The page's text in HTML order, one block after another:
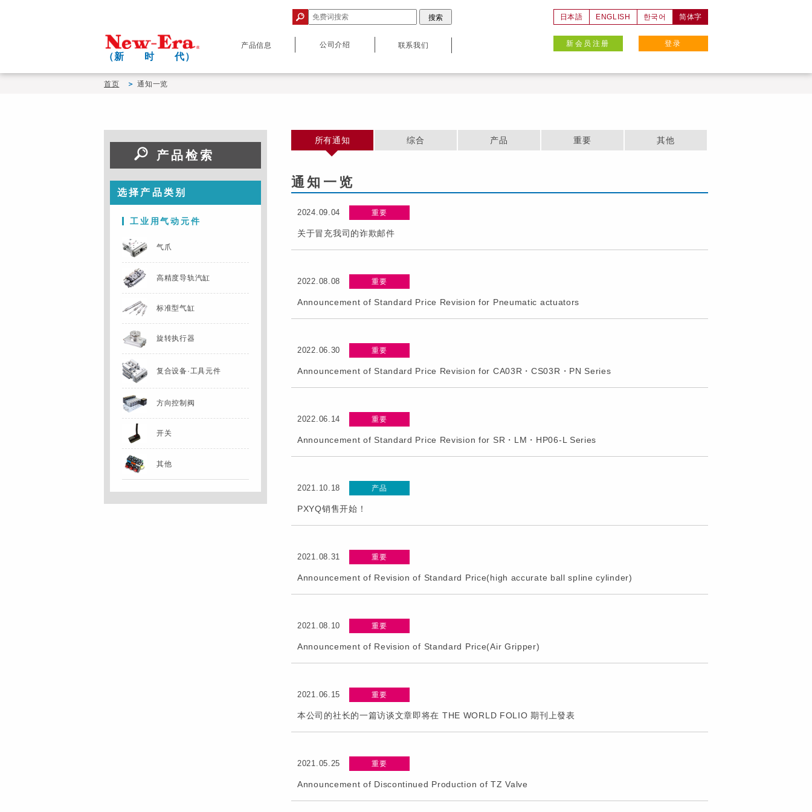
（新 时 代）
产品信息 公司介绍 联系我们
日本語 ENGLISH 한국어 简体字
新会员注册 登录
首页 通知一览
所有通知 综合 产品 重要 其他
通知一览
2024.09.04 重要
关于冒充我司的诈欺邮件
2022.08.08 重要
Announcement of Standard Price Revision for Pneumatic actuators
2022.06.30 重要
Announcement of Standard Price Revision for CA03R・CS03R・PN Series
2022.06.14 重要
Announcement of Standard Price Revision for SR・LM・HP06-L Series
2021.10.18 产品
PXYQ销售开始！
2021.08.31 重要
Announcement of Revision of Standard Price(high accurate ball spline cylinder)
2021.08.10 重要
Announcement of Revision of Standard Price(Air Gripper)
2021.06.15 重要
本公司的社长的一篇访谈文章即将在 THE WORLD FOLIO 期刊上發表
2021.05.25 重要
Announcement of Discontinued Production of TZ Valve
产品检索
选择产品类别
工业用气动元件
气爪
高精度导轨汽缸
标准型气缸
旋转执行器
复合设备·工具元件
方向控制阀
开关
其他